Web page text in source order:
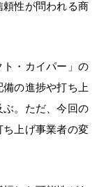
頼性が問われる商
ト・カイパー」の
の進捗や打ち上
。ただ、今回の
上げ事業者の変